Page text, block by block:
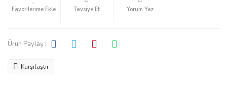
Tavsiye Et Yorum Yaz
Ürün Paylaş :
Karşılaştır